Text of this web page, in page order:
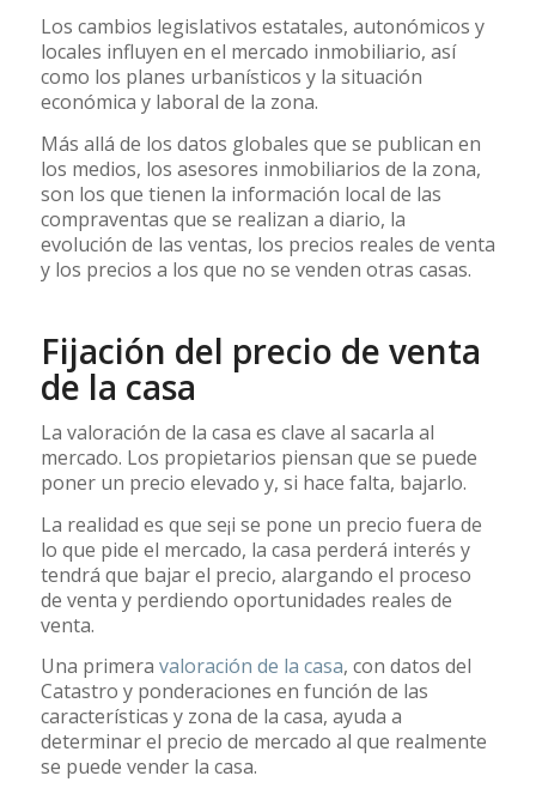
Los cambios legislativos estatales, autonómicos y
locales influyen en el mercado inmobiliario, así
como los planes urbanísticos y la situación
económica y laboral de la zona.
Más allá de los datos globales que se publican en
los medios, los asesores inmobiliarios de la zona,
son los que tienen la información local de las
compraventas que se realizan a diario, la
evolución de las ventas, los precios reales de venta
y los precios a los que no se venden otras casas.
Fijación del precio de venta
de la casa
La valoración de la casa es clave al sacarla al
mercado. Los propietarios piensan que se puede
poner un precio elevado y, si hace falta, bajarlo.
La realidad es que se¡i se pone un precio fuera de
lo que pide el mercado, la casa perderá interés y
tendrá que bajar el precio, alargando el proceso
de venta y perdiendo oportunidades reales de
venta.
Una primera valoración de la casa, con datos del
Catastro y ponderaciones en función de las
características y zona de la casa, ayuda a
determinar el precio de mercado al que realmente
se puede vender la casa.